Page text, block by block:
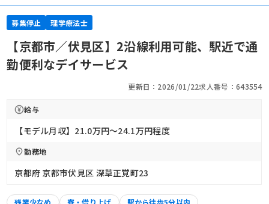
募集停止 理学療法士
【京都市／伏見区】2沿線利用可能、駅近で通
勤便利なデイサービス
更新日：2026/01/22求人番号：643554
給与
【モデル月収】21.0万円〜24.1万円程度
勤務地
京都府 京都市伏見区 深草正覚町23
残業少なめ 寮・借り上げ 駅から徒歩5分以内